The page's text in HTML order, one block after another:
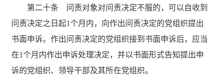
第二十条 问责对象对问责决定不服的，可以自收到
问责决定之日起1个月内，向作出问责决定的党组织提出
书面申诉。作出问责决定的党组织接到书面申诉后，应当
在1个月内作出申诉处理决定，并以书面形式告知提出申
诉的党组织、领导干部及其所在党组织。